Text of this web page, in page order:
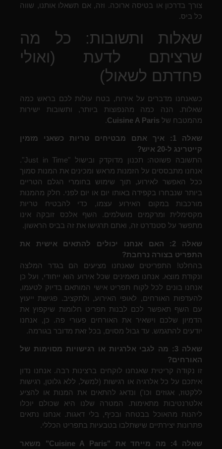
צורך בדרכון או בטיסה ארוכה. וזה, אם תשאלו אותנו, שווה
כל ביס.
שאלות ותשובות: כל מה
שרציתם לדעת (ואולי
פחדתם לשאול)
כשאנחנו מדברים על אירוח, בטח עולות לכם בראש כמה
שאלות. הנה כמה מהנפוצות ביותר, ותשובות ישירות
מהמטבח של Cuisine A Paris
.
שאלה 1: איך אתם מבטיחים טריות כשאני מזמין
קייטרינג ל-20 איש?
התשובה פשוטה: תכנון מדוקדק ובישול "Just in Time".
אנחנו מתבססים על הזמנות מראש ומכינים את המנות סמוך
ככל האפשר לאירוע, תוך שימוש בחומרי הגלם הטריים
ביותר שנבחרו בקפידה באותו יום או יום לפני. חלק מהמנות
מורכבות במקום האירוע עצמו, כדי להבטיח טריות
מקסימלית ומרקמים מושלמים. השף אלכס זובקה אינו
מתפשר על סטנדרט זה, ואתם תרגישו את זה בביס הראשון.
שאלה 2: האם אנחנו יכולים להתאים אישית את
התפריט בצורה נרחבת?
בהחלט! התפריטים שאנחנו מציעים הם בגדר המלצה
ונקודת מוצא. אנחנו מאמינים שכל אירוע הוא ייחודי, ועל כן
אנחנו בונים לכל לקוח תפריט אישי המותאם בדיוק לטעמו,
להעדפות האורחים, לאופי האירוע, ולתקציב. פגישת ייעוץ
עם השף תאפשר לכם לבנות תפריט חלומות שיקפוץ את
הדמיון שלכם וישאיר את האורחים פעורי פה. כן, אנחנו
יודעים להתגמש. עד גבול מסוים, בכל זאת מדובר בגורמה.
שאלה 3: מה לגבי אלרגיות או רגישויות מסוימות של
האורחים?
זו נקודה קריטית שאנחנו לוקחים ברצינות רבה. אנחנו נדון
איתכם על כל אלרגיה או רגישות (למשל, ללא גלוטן, רגישות
ללקטוז, אגוזים וכו') ונדאג להתאים את המנות או להציע
אלטרנטיבות מתאימות. המטרה שלנו היא שכולם יוכלו
ליהנות מהאוכל בבטחה ובכיף, בלי דאגות. אנחנו נתאים
פתרונות יצירתיים שישתלבו בטבעיות בתפריט הכללי.
שאלה 4: מה מייחד את "Cuisine A Paris" משאר